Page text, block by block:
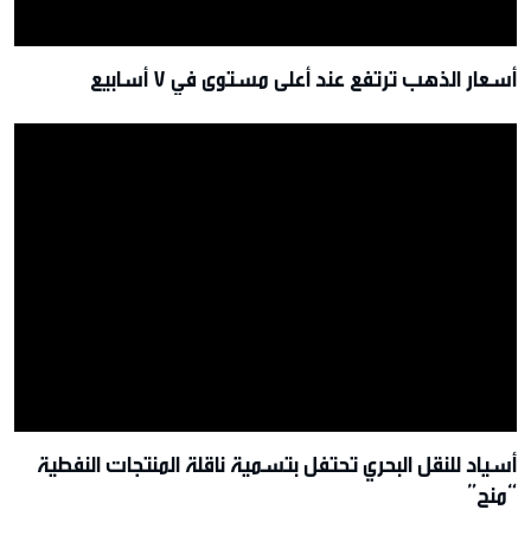
أسعار الذهب ترتفع عند أعلى مستوى في 7 أسابيع
أسياد للنقل البحري تحتفل بتسمية ناقلة المنتجات النفطية
“منح”